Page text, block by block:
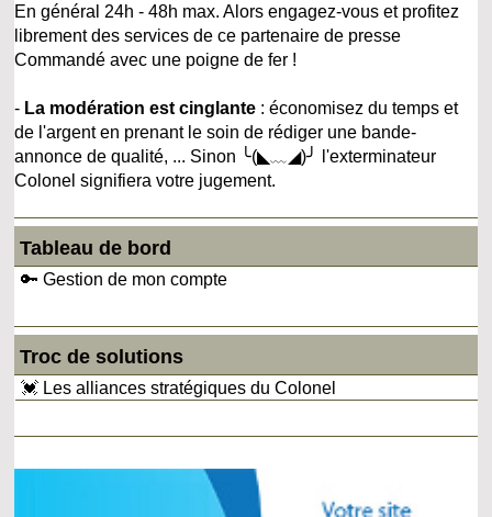
En général 24h - 48h max. Alors engagez-vous et profitez
librement des services de ce partenaire de presse
Commandé avec une poigne de fer !
- La modération est cinglante : économisez du temps et
de l'argent en prenant le soin de rédiger une bande-
annonce de qualité, ... Sinon ╰(◣﹏◢)╯ l'exterminateur
Colonel signifiera votre jugement.
Tableau de bord
🔑 Gestion de mon compte
Troc de solutions
💓 Les alliances stratégiques du Colonel